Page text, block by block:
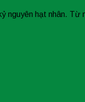
nguyên hạt nhân. Từ